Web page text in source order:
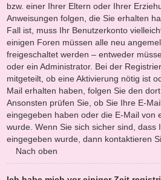
bzw. einer Ihrer Eltern oder Ihrer
Anweisungen folgen, die Sie erhalten
Fall ist, muss Ihr Benutzerkonto
einigen Foren müssen alle neu
freigeschaltet werden – entweder
oder ein Administrator. Bei der
mitgeteilt, ob eine Aktivierung nötig ist
Mail erhalten haben, folgen Sie den
Ansonsten prüfen Sie, ob Sie Ihre E-
eingegeben haben oder die E-Mail von
wurde. Wenn Sie sich sicher sind, dass
eingegeben wurde, dann kontaktieren
Nach oben